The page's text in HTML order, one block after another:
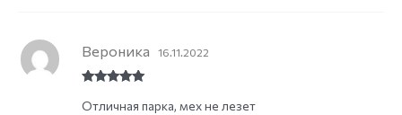
of 5
Вероника 16.11.2022
Отличная парка, мех не лезет